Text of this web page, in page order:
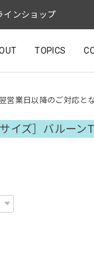
インショップ
TOPICS
営業日以降のご対応と
イズ］バルーン